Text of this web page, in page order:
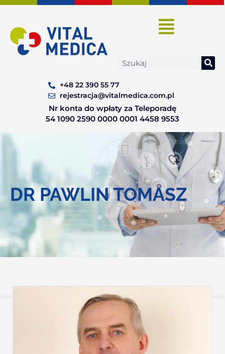
Skip
content
Search
+48 22 390 55 77
rejestracja@vitalmedica.com.pl
Nr konta do wpłaty za Teleporadę
54 1090 2590 0000 0001 4458 9553
DR PAWLIN TOMASZ